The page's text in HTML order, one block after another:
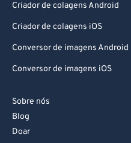
Criador de colagens Android
Criador de colagens iOS
Conversor de imagens Android
Conversor de imagens iOS
Sobre nós
Blog
Doar